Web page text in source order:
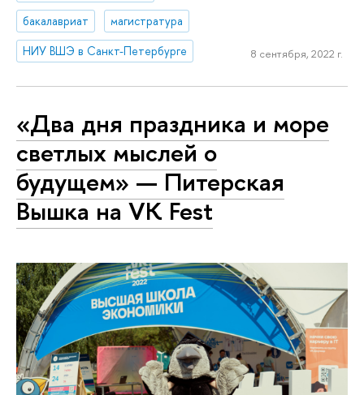
бакалавриат
магистратура
НИУ ВШЭ в Санкт-Петербурге
8 сентября, 2022 г.
«Два дня праздника и море
светлых мыслей о
будущем» — Питерская
Вышка на VK Fest